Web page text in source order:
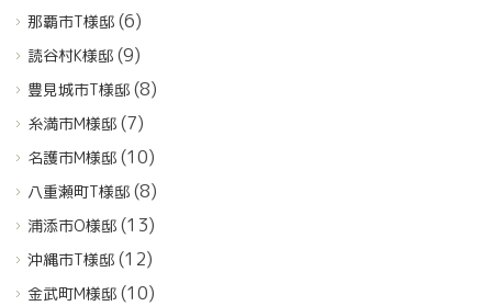
那覇市T様邸 (6)
読谷村K様邸 (9)
豊見城市T様邸 (8)
糸満市M様邸 (7)
名護市M様邸 (10)
八重瀬町T様邸 (8)
浦添市O様邸 (13)
沖縄市T様邸 (12)
金武町M様邸 (10)